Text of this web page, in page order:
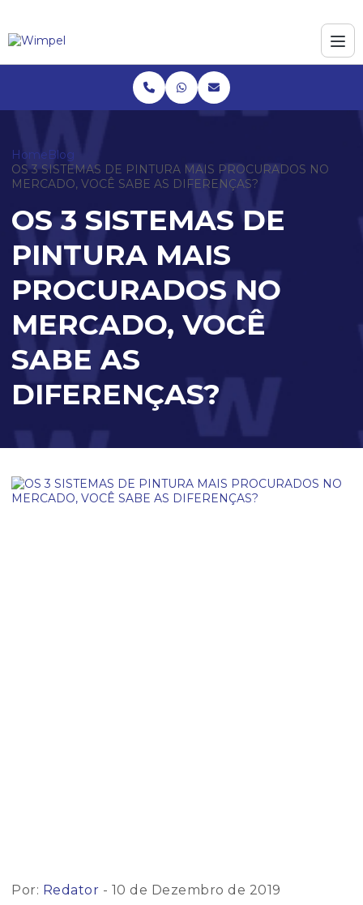
HomeBlog
OS 3 SISTEMAS DE PINTURA MAIS PROCURADOS NO
MERCADO, VOCÊ SABE AS DIFERENÇAS?
OS 3 SISTEMAS DE
PINTURA MAIS
PROCURADOS NO
MERCADO, VOCÊ
SABE AS
DIFERENÇAS?
Por: Redator - 10 de Dezembro de 2019